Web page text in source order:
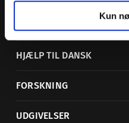
Kun
HJÆLP TIL DANSK
FORSKNING
UDGIVELSER